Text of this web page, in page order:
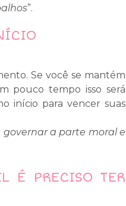
”.
Se você se mantém
pouco tempo isso será
início para vencer suas
a parte moral e
É PRECISO TER